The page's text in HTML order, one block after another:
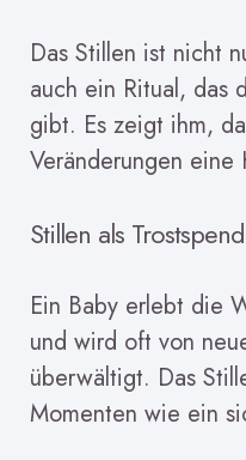
Das Stillen ist nicht
auch ein Ritual, das
gibt. Es zeigt ihm,
Veränderungen
Stillen als
Ein Baby erlebt die
und wird oft von
überwältigt. Das
Momenten wie ein